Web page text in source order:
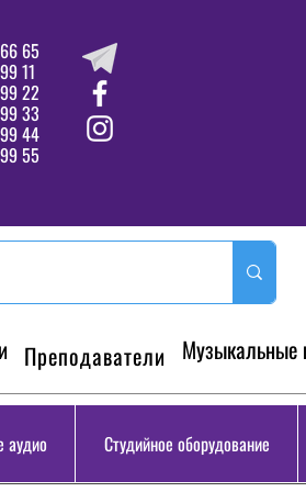
65
11
22
33
44
55
Преподаватели
аудио Студийное оборудование